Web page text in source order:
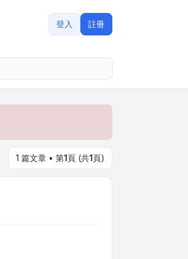
登入 註冊
1 篇文章 • 第1頁 (共1頁)